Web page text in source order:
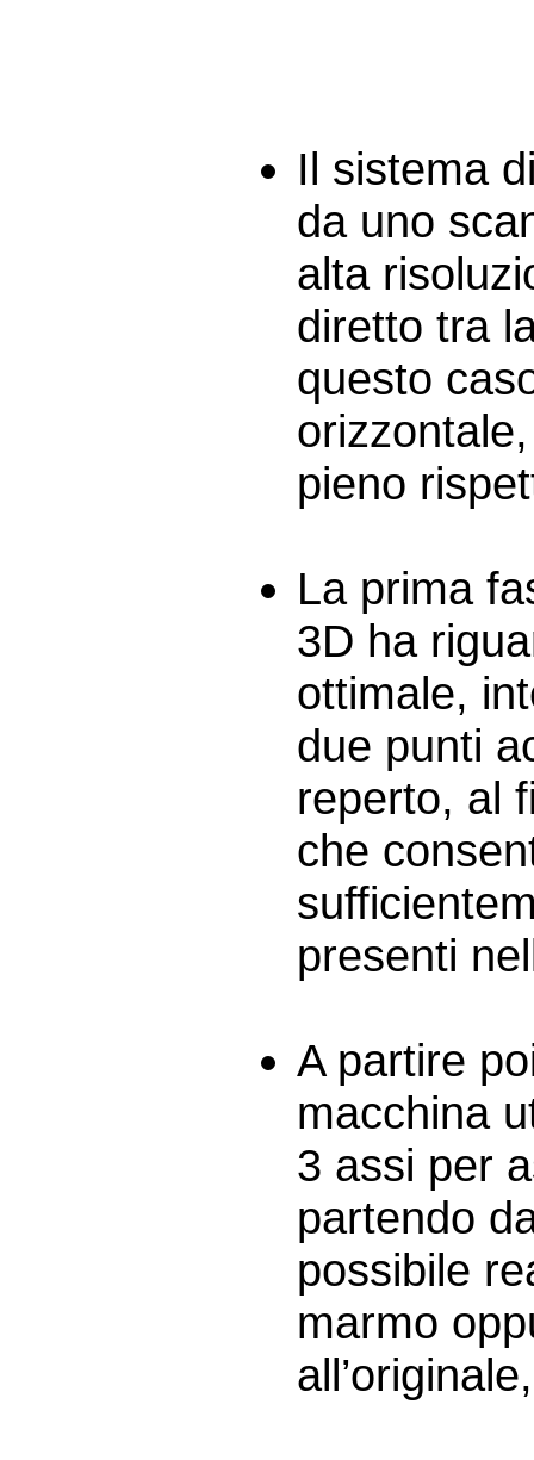
Il sistema
da uno
alta
diretto tra
questo
pieno
La prima
3D ha
ottimale,
due punti
reperto, al
che
presenti
A partire
macchina
3 assi per
partendo
possibile
marmo